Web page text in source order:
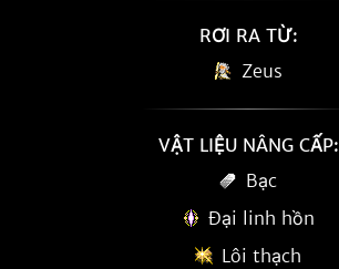
RƠI RA TỪ:
Zeus
VẬT LIỆU NÂNG CẤP:
Bạc
Đại linh hồn
Lôi thạch